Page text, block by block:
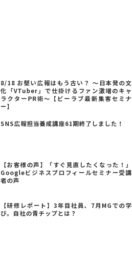
8/18 お堅い広報はもう古い？ ～日本発の文
化「VTuber」で仕掛けるファン激増のキャ
ラクターPR術～【ビーラブ最新集客セミナ
ー】
SNS広報担当養成講座61期終了しました！
【お客様の声】「すぐ見直したくなった！」
Googleビジネスプロフィールセミナー受講
者の声
【研修レポート】3年目社員、7月MGでの学
び。自社の青チップとは？